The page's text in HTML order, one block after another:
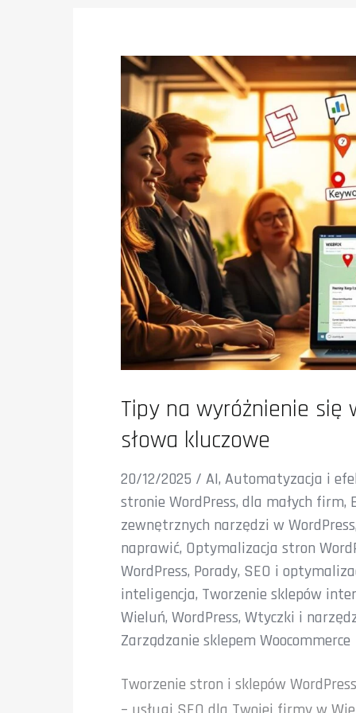
Tipy na wyróżnienie się
słowa kluczowe
20/12/2025 / AI, Automatyzacja i
stronie WordPress, dla małych firm,
zewnętrznych narzędzi w WordPress,
naprawić, Optymalizacja stron
WordPress, Porady, SEO i
inteligencja, Tworzenie sklepów
Wieluń, WordPress, Wtyczki i
Zarządzanie sklepem Woocommerce
Tworzenie stron i sklepów